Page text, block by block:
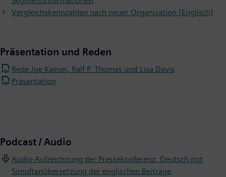
Vergleichskennzahlen nach neuer Organisation (Englisch)
Präsentation und Reden
Rede Joe Kaeser, Ralf P. Thomas und Lisa Davis
Präsentation
Podcast / Audio
Audio-Aufzeichnung der Pressekonferenz: Deutsch mit
Simultanübersetzung der englischen Beiträge